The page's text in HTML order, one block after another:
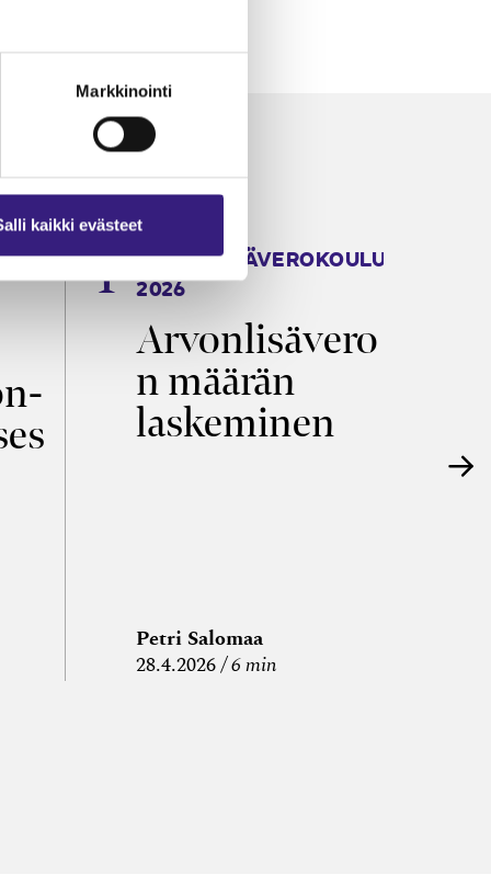
Markkinointi
kaikki evästeet
ARVONLISÄVEROKOULU
2026
Arvonlisävero
n määrän
laskeminen
Petri Salomaa
28.4.2026 6 min